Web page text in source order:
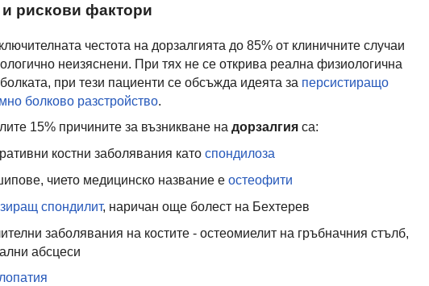
рискови фактори
честота на дорзалгията до 85% от клиничните случаи
неизяснени. При тях не се открива реална физиологична
при тези пациенти се обсъжда идеята за персистиращо
болково разстройство.
15% причините за възникване на дорзалгия са:
костни заболявания като спондилоза
чието медицинско название е остеофити
спондилит, наричан още болест на Бехтерев
заболявания на костите - остеомиелит на гръбначния стълб,
абсцеси